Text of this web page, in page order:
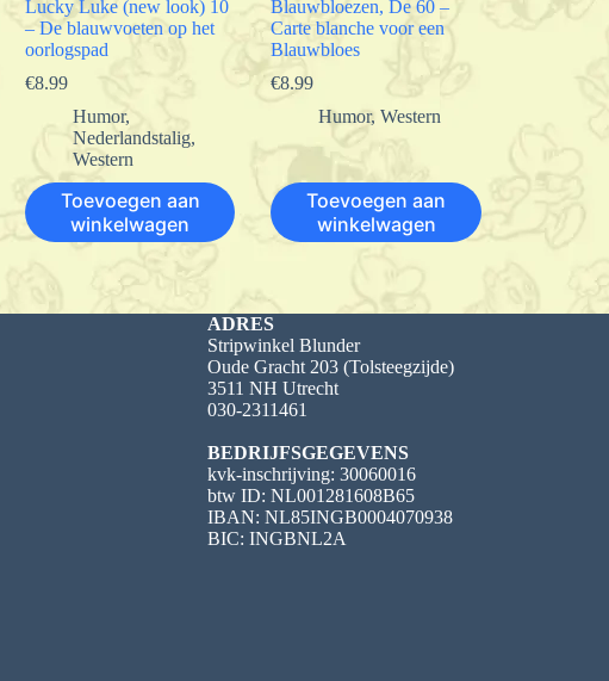
Lucky Luke (new look) 10
– De blauwvoeten op het
oorlogspad
€8.99
Humor,
Nederlandstalig,
Western
Toevoegen aan
winkelwagen
Blauwbloezen, De 60 –
Carte blanche voor een
Blauwbloes
€8.99
Humor,Western
Toevoegen aan
winkelwagen
ADRES
Stripwinkel Blunder
Oude Gracht 203 (Tolsteegzijde)
3511 NH Utrecht
030-2311461
BEDRIJFSGEGEVENS
kvk-inschrijving: 30060016
btw ID: NL001281608B65
IBAN: NL85INGB0004070938
BIC: INGBNL2A